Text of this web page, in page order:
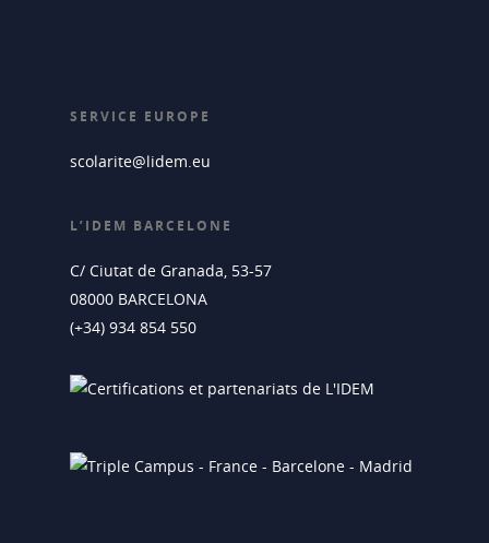
SERVICE EUROPE
scolarite@lidem.eu
L’IDEM BARCELONE
C/ Ciutat de Granada, 53-57
08000 BARCELONA
(+34) 934 854 550